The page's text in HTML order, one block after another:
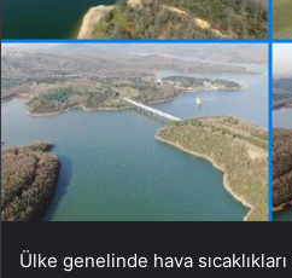
Ülke genelinde hava